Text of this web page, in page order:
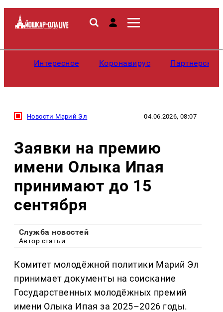
Интересное Коронавирус
Новости Марий Эл 04.06.2026, 08:07
Заявки на премию
имени Олыка Ипая
принимают до 15
сентября
Служба новостей
Автор статьи
Комитет молодёжной политики Марий Эл
принимает документы на соискание
Государственных молодёжных премий
имени Олыка Ипая за 2025–2026 годы.